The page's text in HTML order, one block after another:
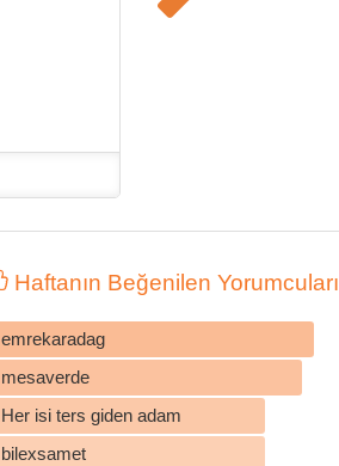
Haftanın Beğenilen Yorumcuları
emrekaradag
mesaverde
Her isi ters giden adam
bilexsamet